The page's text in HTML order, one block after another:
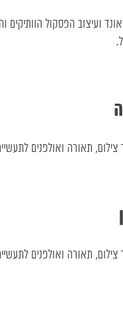
ועיצוב הפסקול
תאורה ואולפנים
תאורה ואולפנים